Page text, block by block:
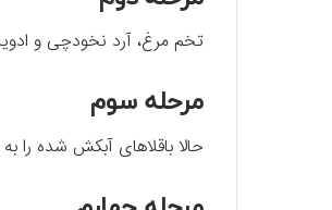
تخم مرغ، آرد نخودچی و
مرحله سوم
حالا باقلاهای آبکش شده را